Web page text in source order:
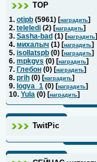
ТОР
1. otipb (5961) [наградить]
2. teleledi (2) [наградить]
3. Sasha-bad (1) [наградить]
4. михалыч (1) [наградить]
5. isollatspb (0) [наградить]
6. mpkgvs (0) [наградить]
7. Глебон (0) [наградить]
8. prih (0) [наградить]
9. logva_1 (0) [наградить]
10. Yula (0) [наградить]
TwitPic